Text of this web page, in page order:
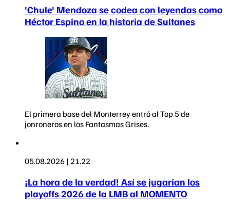
'Chule' Mendoza se codea con leyendas como
Héctor Espino en la historia de Sultanes
El primera base del Monterrey entró al Top 5 de
jonroneros en los Fantasmas Grises.
05.08.2026 | 21.22
¡La hora de la verdad! Así se jugarían los
playoffs 2026 de la LMB al MOMENTO